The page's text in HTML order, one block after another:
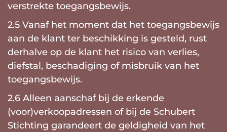
verstrekte toegangsbewijs.
2.5 Vanaf het moment dat het toegangsbewijs
aan de klant ter beschikking is gesteld, rust
derhalve op de klant het risico van verlies,
diefstal, beschadiging of misbruik van het
toegangsbewijs.
2.6 Alleen aanschaf bij de erkende
(voor)verkoopadressen of bij de Schubert
Stichting garandeert de geldigheid van het